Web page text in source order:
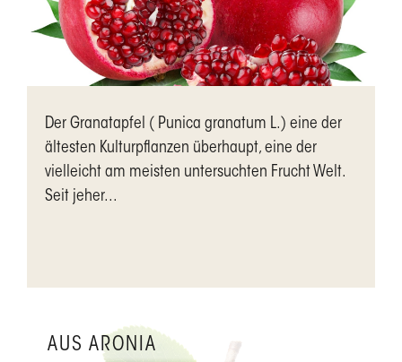
Der Granatapfel ( Punica granatum L.) eine der
ältesten Kulturpflanzen überhaupt, eine der
vielleicht am meisten untersuchten Frucht Welt.
Seit jeher...
AUS ARONIA